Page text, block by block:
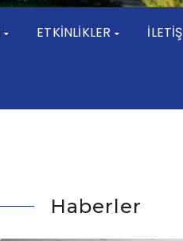
ETKİNLİKLER
Haberler